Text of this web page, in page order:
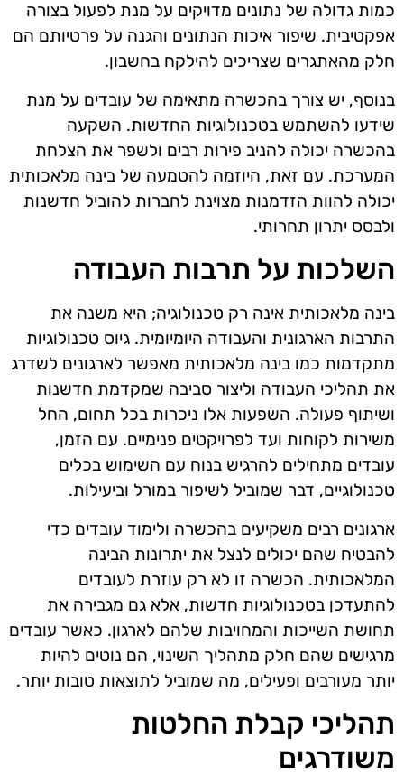
כמות גדולה של נתונים מדויקים על מנת לפעול בצורה
אפקטיבית. שיפור איכות הנתונים והגנה על פרטיותם הם
חלק מהאתגרים שצריכים להילקח בחשבון.
בנוסף, יש צורך בהכשרה מתאימה של עובדים על מנת
שידעו להשתמש בטכנולוגיות החדשות. השקעה
בהכשרה יכולה להניב פירות רבים ולשפר את הצלחת
המערכת. עם זאת, היוזמה להטמעה של בינה מלאכותית
יכולה להוות הזדמנות מצוינת לחברות להוביל חדשנות
ולבסס יתרון תחרותי.
השלכות על תרבות העבודה
בינה מלאכותית אינה רק טכנולוגיה; היא משנה את
התרבות הארגונית והעבודה היומיומית. גיוס טכנולוגיות
מתקדמות כמו בינה מלאכותית מאפשר לארגונים לשדרג
את תהליכי העבודה וליצור סביבה שמקדמת חדשנות
ושיתוף פעולה. השפעות אלו ניכרות בכל תחום, החל
משירות לקוחות ועד לפרויקטים פנימיים. עם הזמן,
עובדים מתחילים להרגיש בנוח עם השימוש בכלים
טכנולוגיים, דבר שמוביל לשיפור במורל וביעילות.
ארגונים רבים משקיעים בהכשרה ולימוד עובדים כדי
להבטיח שהם יכולים לנצל את יתרונות הבינה
המלאכותית. הכשרה זו לא רק עוזרת לעובדים
להתעדכן בטכנולוגיות חדשות, אלא גם מגבירה את
תחושת השייכות והמחויבות שלהם לארגון. כאשר עובדים
מרגישים שהם חלק מתהליך השינוי, הם נוטים להיות
יותר מעורבים ופעילים, מה שמוביל לתוצאות טובות יותר.
תהליכי קבלת החלטות
משודרגים